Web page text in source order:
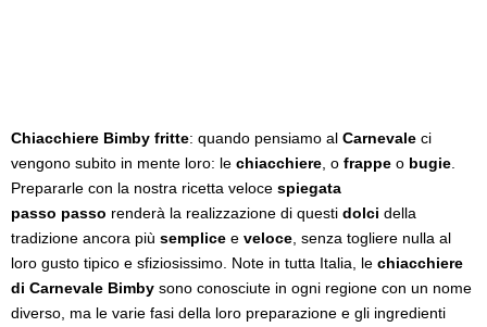
Chiacchiere Bimby fritte: quando pensiamo al Carnevale ci
vengono subito in mente loro: le chiacchiere , o frappe o bugie
Prepararle con la nostra ricetta veloce spiegata
passo passo renderà la realizzazione di questi dolci della
tradizione ancora più semplice e veloce , senza togliere nulla al
loro gusto tipico e sfiziosissimo. Note in tutta Italia, le chiacchiere
di Carnevale Bimby sono conosciute in ogni regione con un nome
diverso, ma le varie fasi della loro preparazione e gli ingredienti